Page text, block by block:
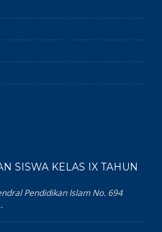
SISWA KELAS IX TAHUN
Pendidikan Islam No. 694